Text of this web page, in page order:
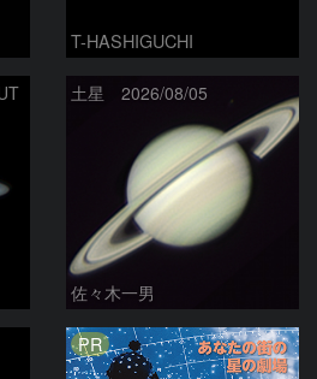
T-HASHIGUCHI
土星 2026/08/05
佐々木一男
PR